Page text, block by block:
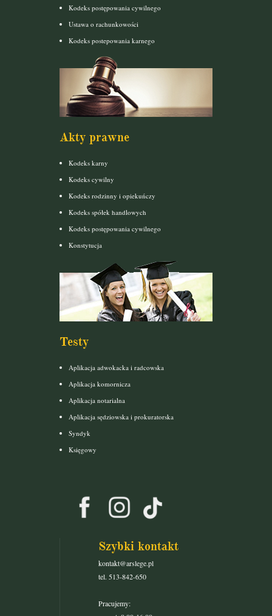
Kodeks postępowania cywilnego
Ustawa o rachunkowości
Kodeks postepowania karnego
Akty prawne
Kodeks karny
Kodeks cywilny
Kodeks rodzinny i opiekuńczy
Kodeks spółek handlowych
Kodeks postępowania cywilnego
Konstytucja
Testy
Aplikacja adwokacka i radcowska
Aplikacja komornicza
Aplikacja notarialna
Aplikacja sędziowska i prokuratorska
Syndyk
Księgowy
Szybki kontakt
kontakt@arslege.pl
tel. 513-842-650
Pracujemy: